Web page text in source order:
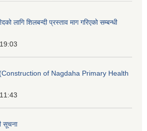
लागि शिलबन्दी प्रस्ताव माग गरिएको सम्बन्धी
of Nagdaha Primary Health
सूचना